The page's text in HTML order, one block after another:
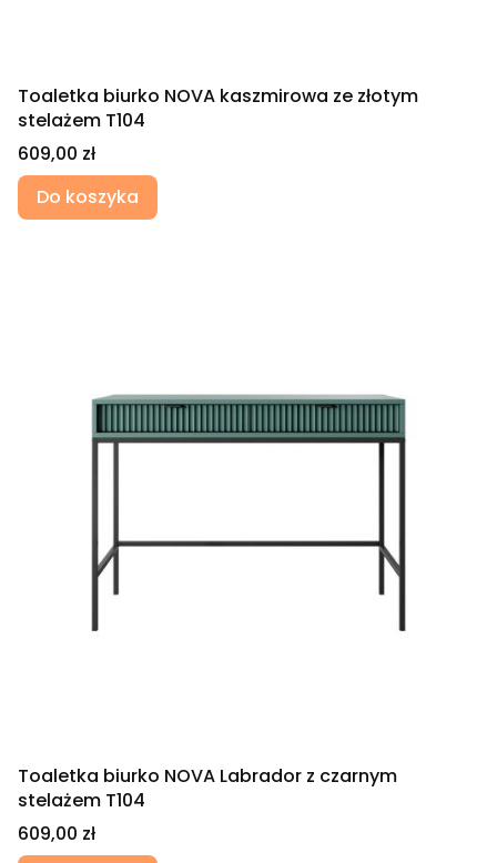
Toaletka biurko NOVA kaszmirowa ze złotym
stelażem T104
Cena
609,00 zł
Do koszyka
Toaletka biurko NOVA Labrador z czarnym
stelażem T104
Cena
609,00 zł